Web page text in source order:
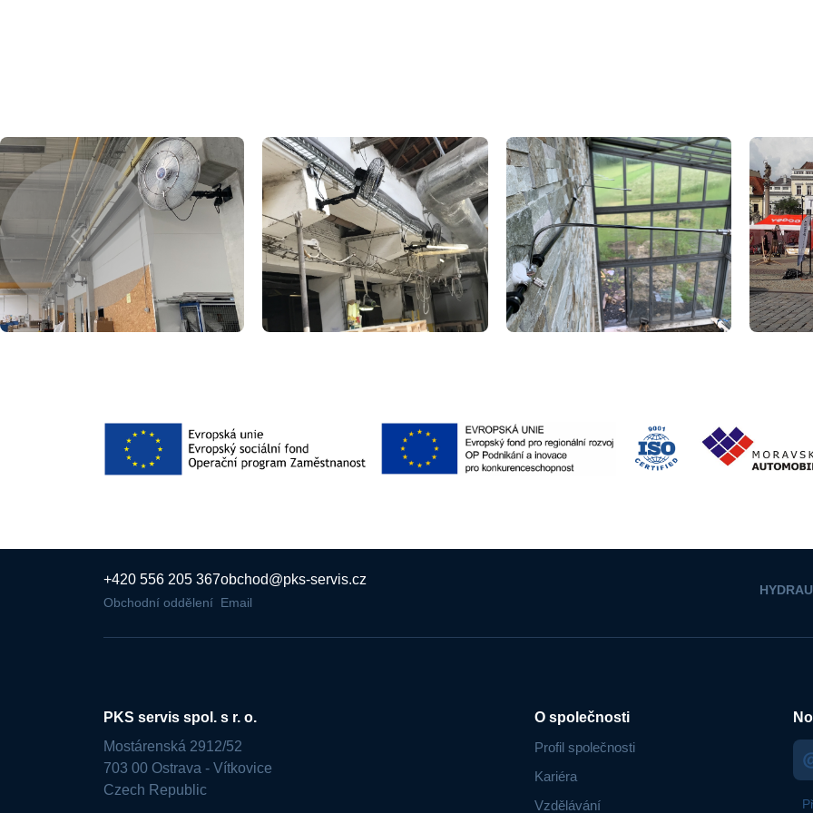
Previous
+420 556 205 367
Obchodní oddělení
obchod@pks-servis.cz
Email
PKS servis spol. s r. o.
Mostárenská 2912/52
703 00 Ostrava - Vítkovice
Czech Republic
O společnosti
Profil společnosti
Kariéra
Vzdělávání